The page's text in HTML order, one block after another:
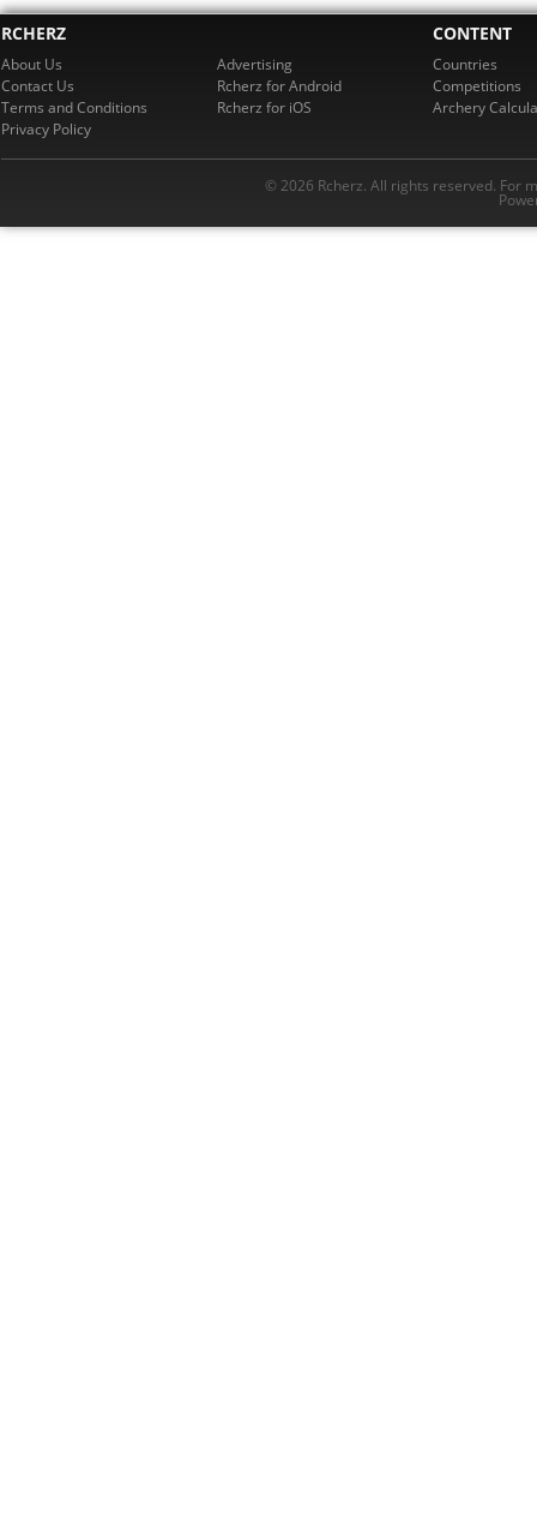
RCHERZ
About Us
Contact Us
Terms and Conditions
Privacy Policy
Advertising
Rcherz for Android
Rcherz for iOS
CONTENT
Countries
Competitions
Archery
© 2026 Rcherz. All rights reserved. For